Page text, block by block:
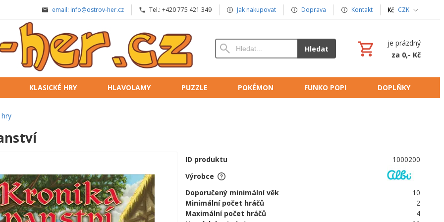
email: info@ostrov-her.cz Tel.: +420 775 421 349 Jak nakupovat Doprava Kontakt CZK
Hledat
je prázdný
za 0,- Kč
KLASICKÉ HRY HLAVOLAMY PUZZLE POKÉMON FUNKO POP! DOPLŇKY
ID produktu
1000200
Výrobce
Doporučený minimální věk
10
Minimální počet hráčů
2
Maximální počet hráčů
4